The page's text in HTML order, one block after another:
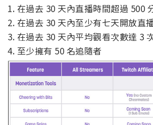
1. 在過去 30 天內直播時間超過 500
2. 在過去 30 天內至少有七天開放直
3. 在過去 30 天內平均觀看次數達 3
4. 至少擁有 50 名追隨者